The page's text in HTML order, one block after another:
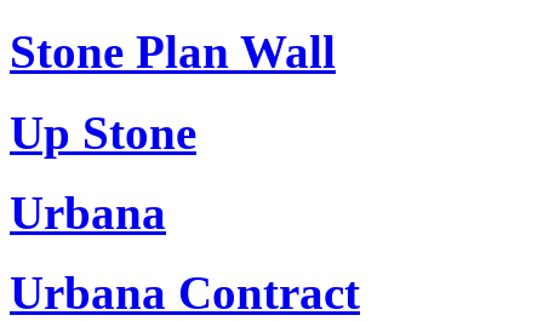
Stone Plan Wall
Up Stone
Urbana
Urbana Contract